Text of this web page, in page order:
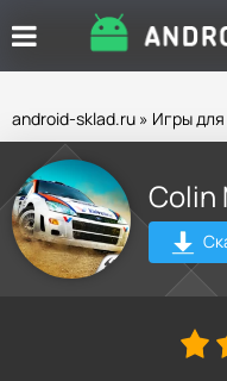
android-sklad.ru » Игры
Colin